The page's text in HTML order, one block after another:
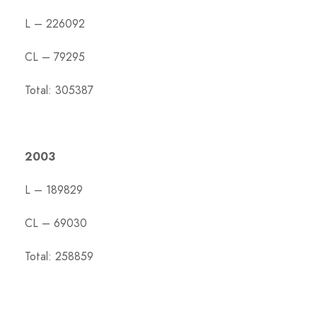
L – 226092
CL – 79295
Total: 305387
2003
L – 189829
CL – 69030
Total: 258859